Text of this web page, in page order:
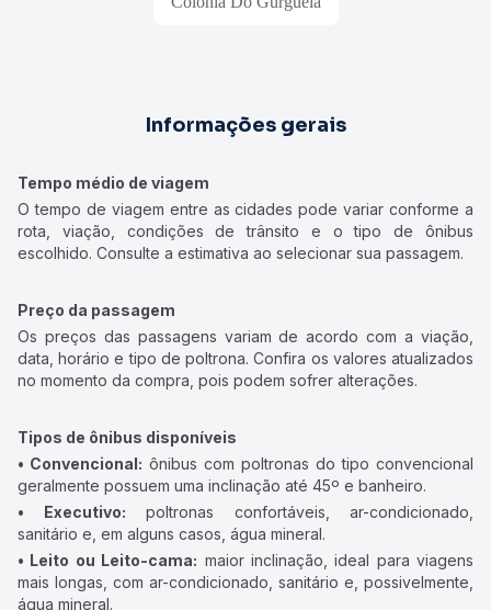
Informações gerais
Tempo médio de viagem
O tempo de viagem entre as cidades pode variar conforme a
rota, viação, condições de trânsito e o tipo de ônibus
escolhido. Consulte a estimativa ao selecionar sua passagem.
Preço da passagem
Os preços das passagens variam de acordo com a viação,
data, horário e tipo de poltrona. Confira os valores atualizados
no momento da compra, pois podem sofrer alterações.
Tipos de ônibus disponíveis
• Convencional: ônibus com poltronas do tipo convencional
geralmente possuem uma inclinação até 45º e banheiro.
• Executivo: poltronas confortáveis, ar-condicionado,
sanitário e, em alguns casos, água mineral.
• Leito ou Leito-cama: maior inclinação, ideal para viagens
mais longas, com ar-condicionado, sanitário e, possivelmente,
água mineral.